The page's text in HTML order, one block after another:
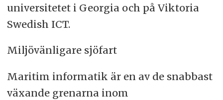
universitetet i Georgia och på Viktoria
Swedish ICT.
Miljövänligare sjöfart
Maritim informatik är en av de snabbast
växande grenarna inom